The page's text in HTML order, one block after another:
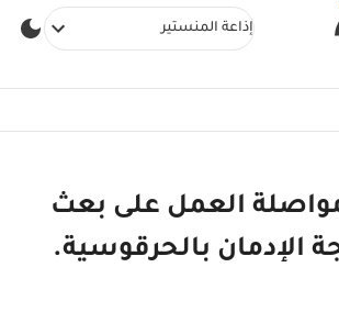
إذاعة المنستير
العمل على بعث
الإدمان بالحرقوسية.